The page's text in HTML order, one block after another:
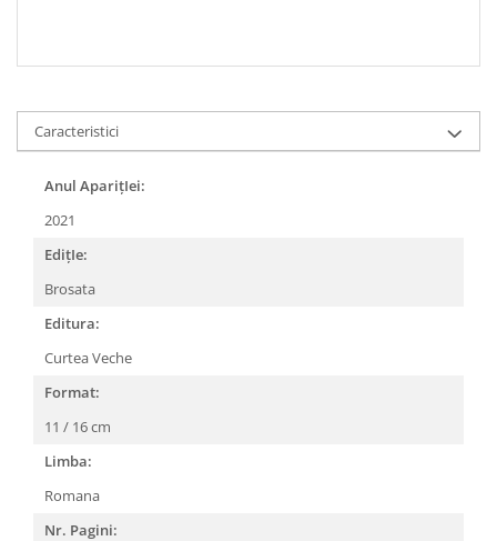
Caracteristici
Anul AparițIei:
2021
EdițIe:
Brosata
Editura:
Curtea Veche
Format:
11 / 16 cm
Limba:
Romana
Nr. Pagini: